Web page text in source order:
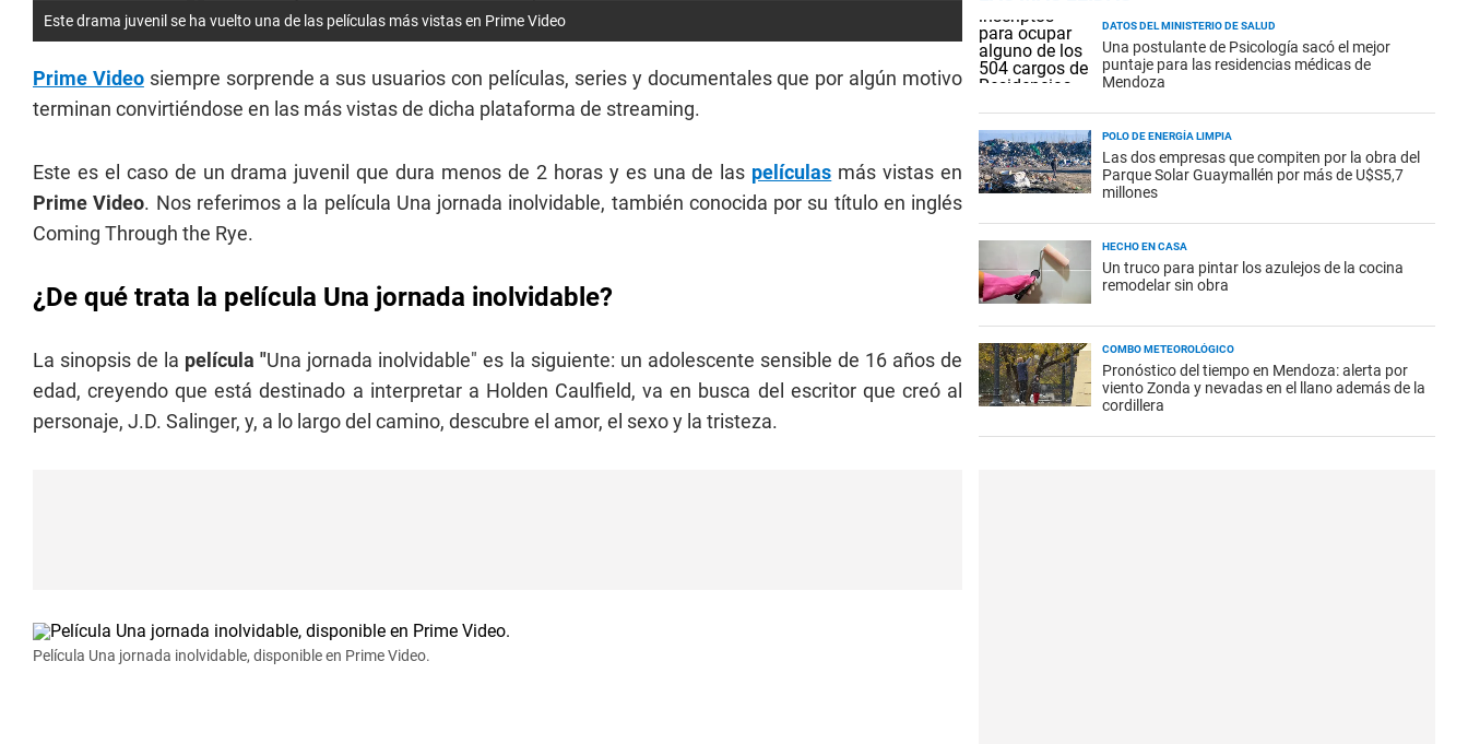
Este drama juvenil se ha vuelto una de las películas más vistas en Prime Video
Prime Videosiempre sorprende a sus usuarios con películas, series y documentales que por algún motivo
terminan convirtiéndose en las más vistas de dicha plataforma de streaming.
Este es el caso de un drama juvenil que dura menos de 2 horas y es una de las películas más vistas en
Prime Video. Nos referimos a la película Una jornada inolvidable, también conocida por su título en inglés
Coming Through the Rye.
¿De qué trata la película Una jornada inolvidable?
La sinopsis de la película "Una jornada inolvidable" es la siguiente: un adolescente sensible de 16 años de
edad, creyendo que está destinado a interpretar a Holden Caulfield, va en busca del escritor que creó al
personaje, J.D. Salinger, y, a lo largo del camino, descubre el amor, el sexo y la tristeza.
Película Una jornada inolvidable, disponible en Prime Video.
DATOS DEL MINISTERIO DE SALUD
Una postulante de Psicología sacó el mejor
puntaje para las residencias médicas de
Mendoza
POLO DE ENERGÍA LIMPIA
Las dos empresas que compiten por la obra del
Parque Solar Guaymallén por más de U$S5,7
millones
HECHO EN CASA
Un truco para pintar los azulejos de la cocina
remodelar sin obra
COMBO METEOROLÓGICO
Pronóstico del tiempo en Mendoza: alerta por
viento Zonda y nevadas en el llano además de la
cordillera